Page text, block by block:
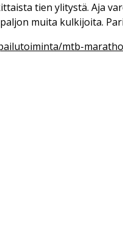
tien ylitystä. Aja
muita kulkijoita.
mtb-